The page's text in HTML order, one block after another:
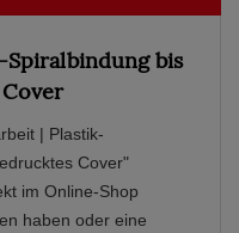
Spiralbindung bis
| Plastik-
Cover"
im Online-Shop
haben oder eine